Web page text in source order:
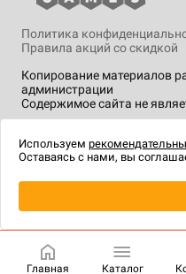
Копирование материалов
администрации
Содержимое сайта не
Политика
Правила акций со скидкой
технологии.
Главная Каталог
Используем
Оставаясь с нами, вы